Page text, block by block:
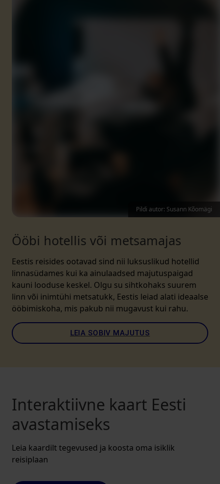
Ööbi hotellis või metsamajas
Eestis reisides ootavad sind nii luksuslikud hotellid
linnasüdames kui ka ainulaadsed majutuspaigad
kauni looduse keskel. Olgu su sihtkohaks suurem
linn või inimtühi metsatukk, Eestis leiad alati ideaalse
ööbimiskoha, mis pakub nii mugavust kui rahu.
LEIA SOBIV MAJUTUS
Pildi autor: Susann Kõomägi
Interaktiivne kaart Eesti
avastamiseks
Leia kaardilt tegevused ja koosta oma isiklik
reisiplaan